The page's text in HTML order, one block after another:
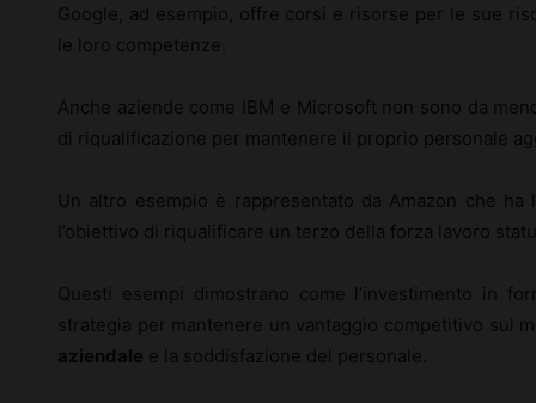
Google, ad esempio, offre corsi e risorse per le sue
le loro competenze.
Anche aziende come IBM e Microsoft non sono da
di riqualificazione per mantenere il proprio personale
Un altro esempio è rappresentato da Amazon che ha
l’obiettivo di riqualificare un terzo della forza lavoro
Questi esempi dimostrano come l’investimento in
strategia per mantenere un vantaggio competitivo sul
aziendale e la soddisfazione del personale.